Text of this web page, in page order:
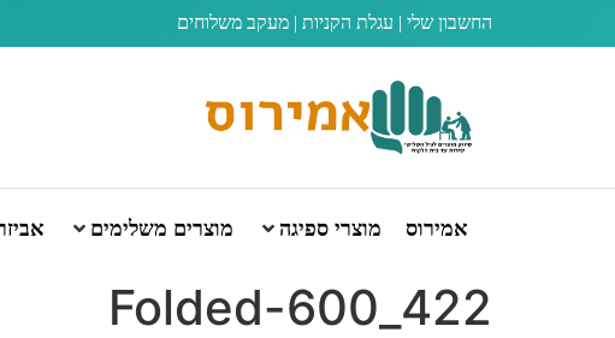
החשבון שלי | עגלת הקניות | מעקב משלוחים
אמירוס מוצרי ספיגה מוצרים משלימים
422_600-Folded